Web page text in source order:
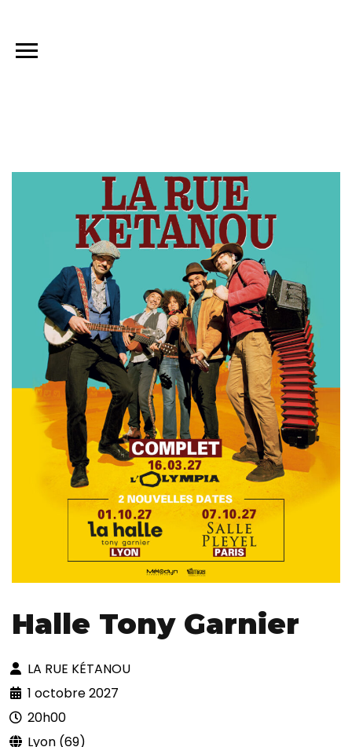
Halle Tony Garnier
LA RUE KÉTANOU
1 octobre 2027
20h00
Lyon (69)